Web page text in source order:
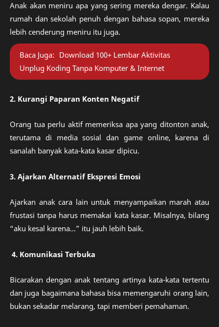
Anak akan meniru apa yang sering mereka dengar. Kalau
rumah dan sekolah penuh dengan bahasa sopan, mereka
lebih cenderung meniru itu juga.
Baca Juga: Download 100+ Lembar Aktivitas
Unplug Koding Tanpa Komputer & Internet
2. Kurangi Paparan Konten Negatif
Orang tua perlu aktif memeriksa apa yang ditonton anak,
terutama di media sosial dan game online, karena di
sanalah banyak kata-kata kasar dipicu.
3. Ajarkan Alternatif Ekspresi Emosi
Ajarkan anak cara lain untuk menyampaikan marah atau
frustasi tanpa harus memakai kata kasar. Misalnya, bilang
“aku kesal karena…” itu jauh lebih baik.
4. Komunikasi Terbuka
Bicarakan dengan anak tentang artinya kata-kata tertentu
dan juga bagaimana bahasa bisa memengaruhi orang lain,
bukan sekadar melarang, tapi memberi pemahaman.